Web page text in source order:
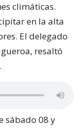
climáticas.
en la alta
El delegado
resaltó
sábado 08 y